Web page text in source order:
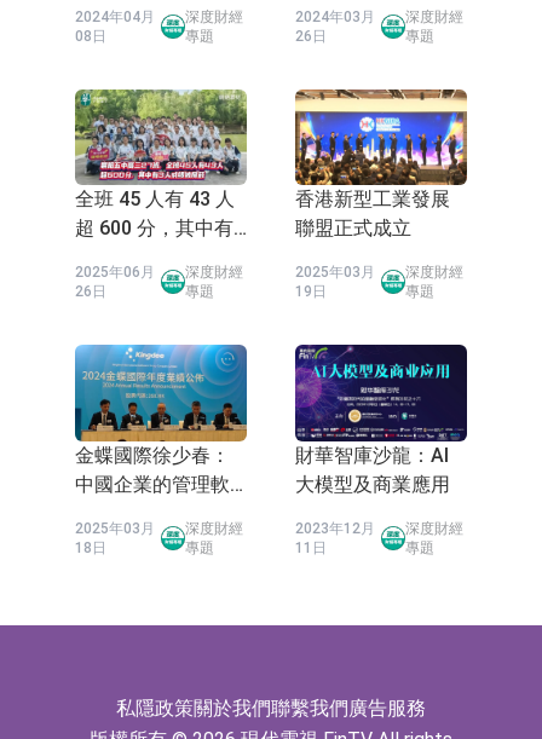
2024年04月
08日
深度財經
專題
Web3.0投資機遇
2024年03月
26日
深度財經
專題
全班 45 人有 43 人
超 600 分，其中有
2025年06月
26日
深度財經
專題
香港新型工業發展
聯盟正式成立
2025年03月
19日
深度財經
專題
金蝶國際徐少春：
中國企業的管理軟
2025年03月
18日
深度財經
專題
財華智庫沙龍：AI
大模型及商業應用
2023年12月
11日
深度財經
專題
私隱政策關於我們聯繫我們 廣告服務